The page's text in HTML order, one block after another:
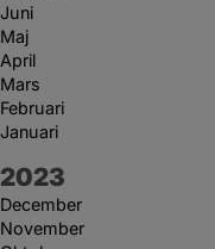
Juni
Maj
April
Mars
Februari
Januari
År:
2023
December
November